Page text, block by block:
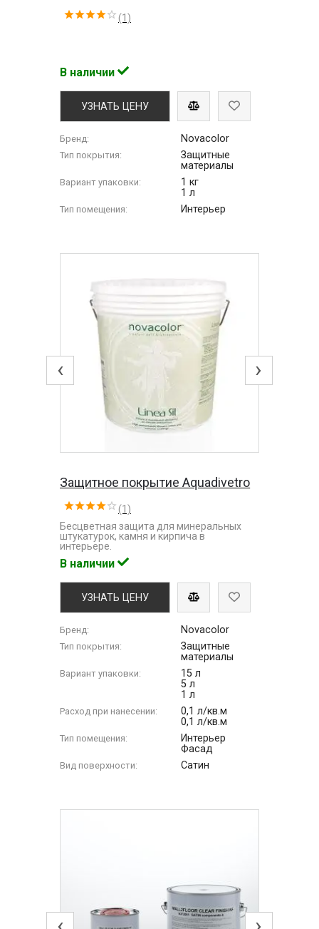
(1)
В наличии
УЗНАТЬ ЦЕНУ
Бренд: Novacolor
Тип покрытия:
Защитные
материалы
Вариант упаковки:
1 кг
1 л
Тип помещения: Интерьер
‹ ›
Защитное покрытие Aquadivetro
(1)
Бесцветная защита для минеральных
штукатурок, камня и кирпича в
интерьере.
В наличии
УЗНАТЬ ЦЕНУ
Бренд: Novacolor
Тип покрытия:
Защитные
материалы
Вариант упаковки:
15 л
5 л
1 л
Расход при нанесении:
0,1 л/кв.м
0,1 л/кв.м
Тип помещения:
Интерьер
Фасад
Вид поверхности: Сатин